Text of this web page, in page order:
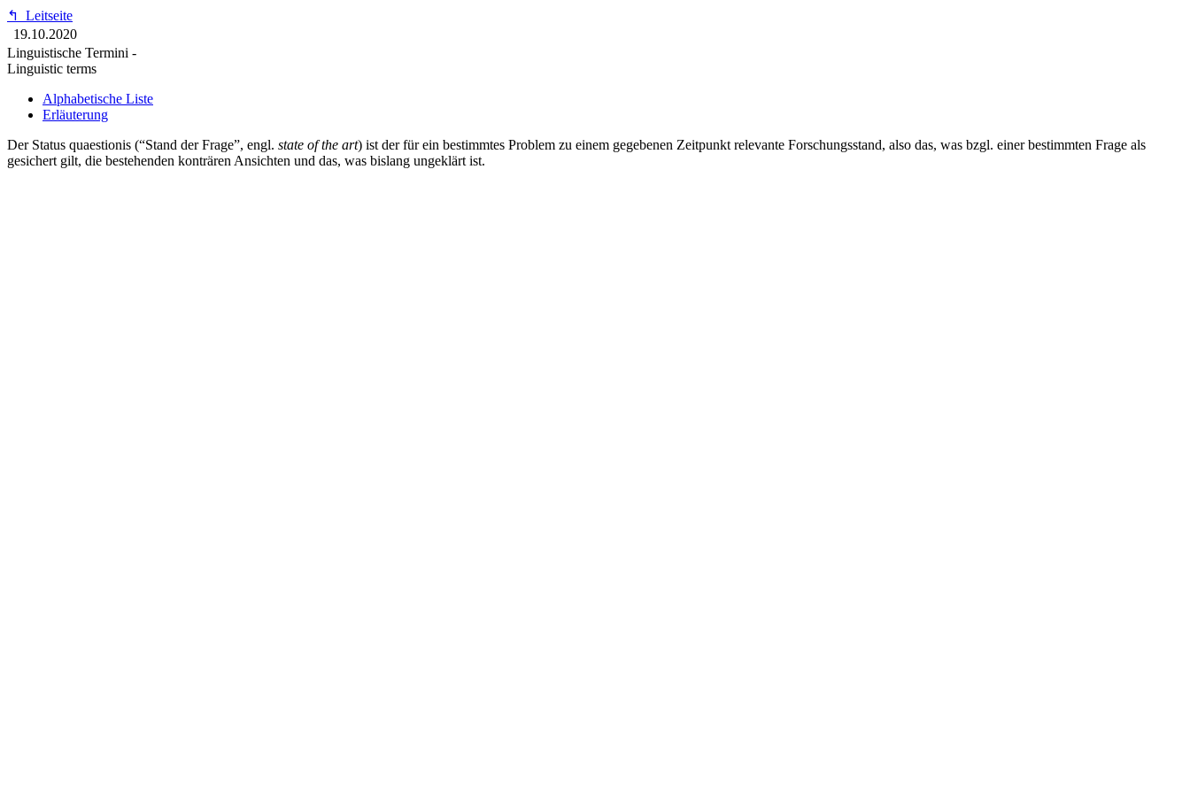
↰
Leitseite
19.10.2020
Linguistische Termini -
Linguistic terms
Alphabetische Liste
Erläuterung
Der Status quaestionis (“Stand der Frage”, engl. state of the art) ist der für ein bestimmtes Problem zu einem gegebenen Zeitpunkt relevante Forschungsstand, also das, was bzgl. einer bestimmten Frage als
gesichert gilt, die bestehenden konträren Ansichten und das, was bislang ungeklärt ist.